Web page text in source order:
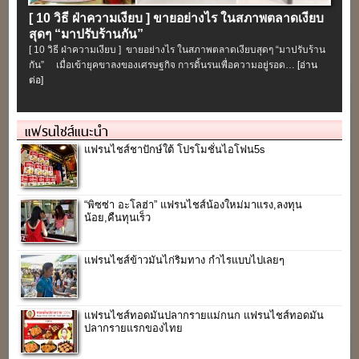
[ 10 วิธี ฝ่าความเงียบ ] ขายอย่างไร ในสภาพตลาดเงียบ
สุดๆ “มาปรับร้านกัน”
[ 10 วิธี ฝ่าความเงียบ ] ขายอย่างไร ในสภาพตลาดเงียบสุดๆ “มาปรับร้าน
กัน” เมื่อเข้ายุคขาลงของเศรษฐกิจ การดิ้นรนเพื่อความอยู่รอด…[อ่าน
ต่อ]
แฟรนไชส์แนะนำ
แฟรนไชส์ชาปักษ์ใต้ โปรโมชั่นไอโฟน5s
“พิซซ่า อะโลฮ่า” แฟรนไชส์น้องใหม่มาแรง,ลงทุน
น้อย,คืนทุนเร็ว
แฟรนไชส์ข้าวมันไก่ริมทาง กำไรแบบไปเลยๆ
แฟรนไชส์ทอดมันปลากรายแม่กนก แฟรนไชส์ทอดมัน
ปลากรายแรกของไทย